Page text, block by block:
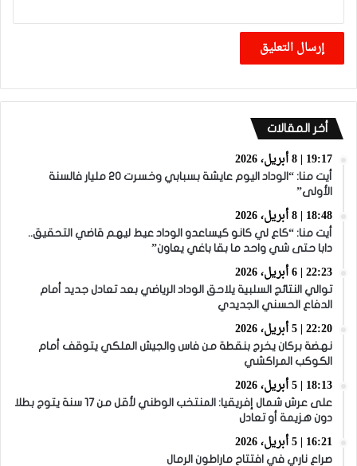
أخر المقالات
19:17 | 8 أبريل، 2026
أيت منا: “الوداد اليوم عايشة بسبابي وخسرت 20 مليار فالسنة
الأولى”
18:48 | 8 أبريل، 2026
أيت منا: “كاع لي كانو كيساعدو الوداد عيط ليهم قاضي التحقيق..
دابا حتى شي واحد ما بقا باغي يعاون”
22:23 | 6 أبريل، 2026
توالي النتائج السلبية يلاحق الوداد الرياضي بعد تعادل جديد أمام
الدفاع الحسني الجديدي
22:20 | 5 أبريل، 2026
نهضة بركان يخرج بنقطة من فاس والجيش الملكي يتوقف أمام
الكوكب المراكشي
18:13 | 5 أبريل، 2026
على عرش شمال إفريقيا: المنتخب الوطني لأقل من 17 سنة يتوج بطلا
دون هزيمة أو تعادل
16:21 | 5 أبريل، 2026
صراع ناري في افتتاح ماراطون الرمال